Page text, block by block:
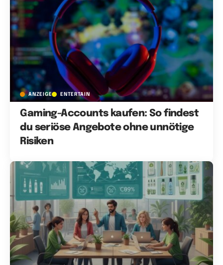
ANZEIGE ENTERTAIN
Gaming-Accounts kaufen: So findest
du seriöse Angebote ohne unnötige
Risiken